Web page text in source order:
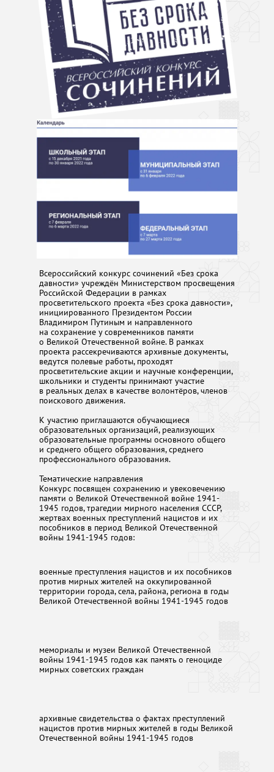
Всероссийский конкурс сочинений «Без срока
давности» учреждён Министерством просвещения
Российской Федерации в рамках
просветительского проекта «Без срока давности»,
инициированного Президентом России
Владимиром Путиным и направленного
на сохранение у современников памяти
о Великой Отечественной войне. В рамках
проекта рассекречиваются архивные документы,
ведутся полевые работы, проходят
просветительские акции и научные конференции,
школьники и студенты принимают участие
в реальных делах в качестве волонтёров, членов
поискового движения.
К участию приглашаются обучающиеся
образовательных организаций, реализующих
образовательные программы основного общего
и среднего общего образования, среднего
профессионального образования.
Тематические направления
Конкурс посвящен сохранению и увековечению
памяти о Великой Отечественной войне 1941-
1945 годов, трагедии мирного населения СССР,
жертвах военных преступлений нацистов и их
пособников в период Великой Отечественной
войны 1941-1945 годов:
военные преступления нацистов и их пособников
против мирных жителей на оккупированной
территории города, села, района, региона в годы
Великой Отечественной войны 1941-1945 годов
мемориалы и музеи Великой Отечественной
войны 1941-1945 годов как память о геноциде
мирных советских граждан
архивные свидетельства о фактах преступлений
нацистов против мирных жителей в годы Великой
Отечественной войны 1941-1945 годов